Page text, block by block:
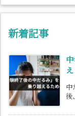
新着記事
中
後